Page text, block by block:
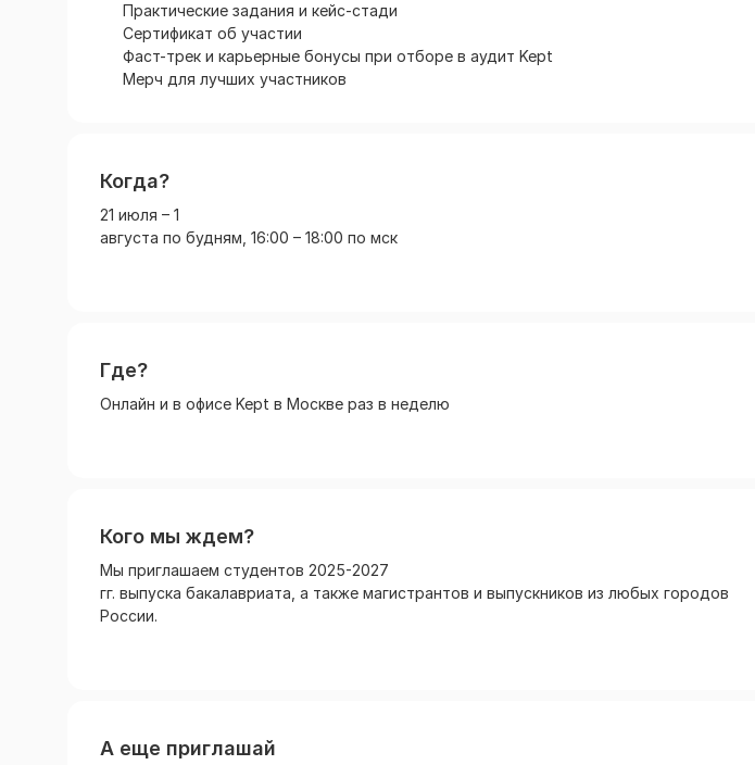
Практические задания и кейс-стади
Сертификат об участии
Фаст-трек и карьерные бонусы при отборе в аудит Kept
Мерч для лучших участников
Когда?
21 июля – 1
августа по будням, 16:00 – 18:00 по мск
Где?
Онлайн и в офисе Kept в Москве раз в неделю
Кого мы ждем?
Мы приглашаем студентов 2025-2027
гг. выпуска бакалавриата, а также магистрантов и выпускников из любых городов
России.
А еще приглашай